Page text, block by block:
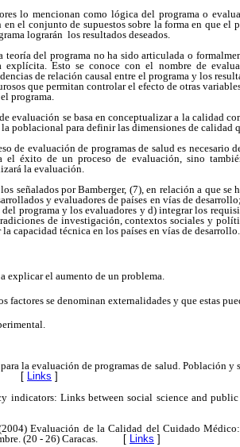
lo mencionan como lógica del programa o
el conjunto de supuestos sobre la forma en que el
lograrán los resultados deseados.
del programa no ha sido articulada o
explícita. Esto se conoce con el nombre de
de relación causal entre el programa y los
que permitan controlar el efecto de otras
programa.
evaluación se basa en conceptualizar a la calidad
poblacional para definir las dimensiones de calidad
de evaluación de programas de salud es necesario
el éxito de un proceso de evaluación, sino
la evaluación.
señalados por Bamberger, (7), en relación a que se
y evaluadores de países en vías de
del programa y los evaluadores y d) integrar los
de investigación, contextos sociales y
capacidad técnica en los países en vías de desarrollo.
explicar el aumento de un problema.
factores se denominan externalidades y que estas
la evaluación de programas de salud. Población
[ Links ]
indicators: Links between social science and public
Evaluación de la Calidad del Cuidado
(20 - 26) Caracas. [ Links ]